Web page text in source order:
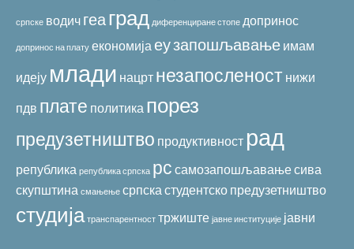
српске водич геаград диференциране стопе допринос
допринос на плату економија еузапошљавање имам
идеју млади нацрт незапосленост нижи
пдв плате политика порез
предузетништво продуктивност рад
република република српска рс самозапошљавањесива
скупштина смањење српска студентско предузетништво
студија транспарентност тржиште јавне институције јавни